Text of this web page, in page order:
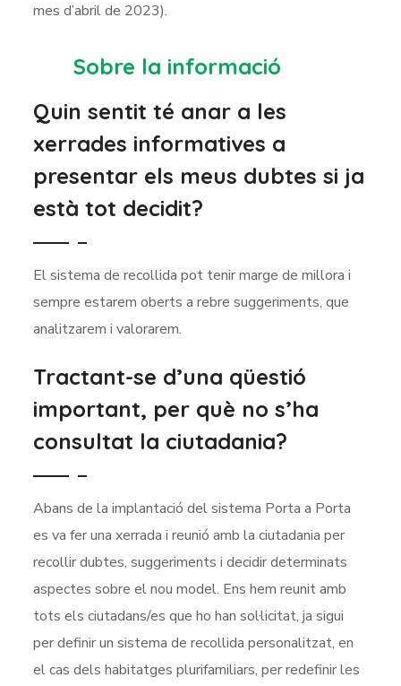
mes d’abril de 2023).
Sobre la informació
Quin sentit té anar a les
xerrades informatives a
presentar els meus dubtes si ja
està tot decidit?
El sistema de recollida pot tenir marge de millora i
sempre estarem oberts a rebre suggeriments, que
analitzarem i valorarem.
Tractant-se d’una qüestió
important, per què no s’ha
consultat la ciutadania?
Abans de la implantació del sistema Porta a Porta
es va fer una xerrada i reunió amb la ciutadania per
recollir dubtes, suggeriments i decidir determinats
aspectes sobre el nou model. Ens hem reunit amb
tots els ciutadans/es que ho han sol·licitat, ja sigui
per definir un sistema de recollida personalitzat, en
el cas dels habitatges plurifamiliars, per redefinir les